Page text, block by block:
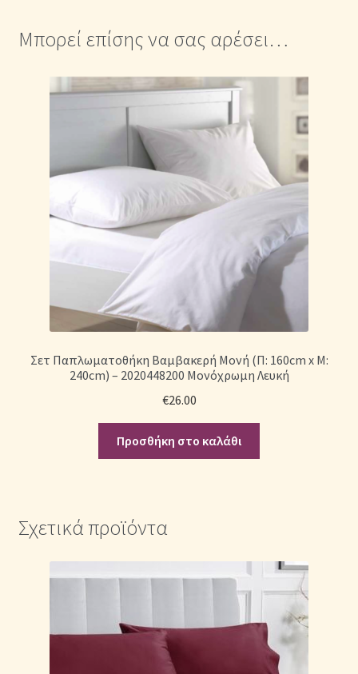
σκούρο
ποσότητα
Μπορεί επίσης να σας αρέσει…
Σετ Παπλωματοθήκη Βαμβακερή Μονή (Π: 160cm x Μ:
240cm) – 2020448200 Μονόχρωμη Λευκή
€26.00
Προσθήκη στο καλάθι
Σχετικά προϊόντα